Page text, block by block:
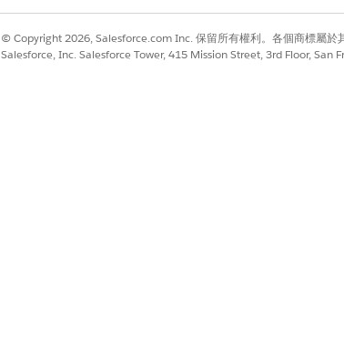
© Copyright 2026, Salesforce.com Inc. 保留所有權利。各個商標屬於
Salesforce, Inc. Salesforce Tower, 415 Mission Street, 3rd Floor, San